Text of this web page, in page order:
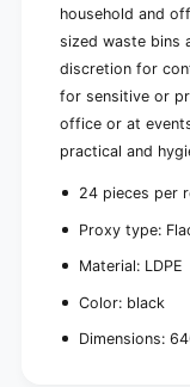
)
household and
sized waste bins
discretion for
for sensitive or
office or at
practical and
24 pieces per
Proxy type:
Material: LDPE
Color: black
Dimensions: